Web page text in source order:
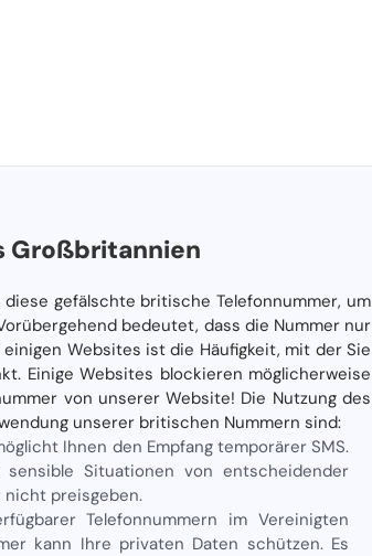
Großbritannien
gefälschte britische Telefonnummer, um
bedeutet, dass die Nummer nur
Websites ist die Häufigkeit, mit der Sie
Einige Websites blockieren möglicherweise
von unserer Website! Die Nutzung des
unserer britischen Nummern sind:
Ihnen den Empfang temporärer SMS.
Situationen von entscheidender
nicht preisgeben.
Telefonnummern im Vereinigten
kann Ihre privaten Daten schützen. Es